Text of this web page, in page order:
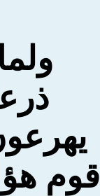
قوم